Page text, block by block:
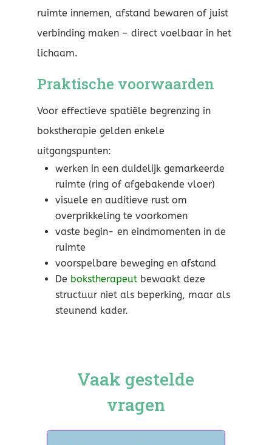
ruimte innemen, afstand bewaren of juist
verbinding maken – direct voelbaar in het
lichaam.
Praktische voorwaarden
Voor effectieve spatiële begrenzing in
bokstherapie gelden enkele
uitgangspunten:
werken in een duidelijk gemarkeerde
ruimte (ring of afgebakende vloer)
visuele en auditieve rust om
overprikkeling te voorkomen
vaste begin- en eindmomenten in de
ruimte
voorspelbare beweging en afstand
De bokstherapeutbewaakt deze
structuur niet als beperking, maar als
steunend kader.
Vaak gestelde
vragen